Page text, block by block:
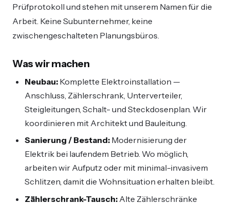
Prüfprotokoll und stehen mit unserem Namen für die
Arbeit. Keine Subunternehmer, keine
zwischengeschalteten Planungsbüros.
Was wir machen
Neubau: Komplette Elektroinstallation —
Anschluss, Zählerschrank, Unterverteiler,
Steigleitungen, Schalt- und Steckdosenplan. Wir
koordinieren mit Architekt und Bauleitung.
Sanierung / Bestand: Modernisierung der
Elektrik bei laufendem Betrieb. Wo möglich,
arbeiten wir Aufputz oder mit minimal-invasivem
Schlitzen, damit die Wohnsituation erhalten bleibt.
Zählerschrank-Tausch: Alte Zählerschränke